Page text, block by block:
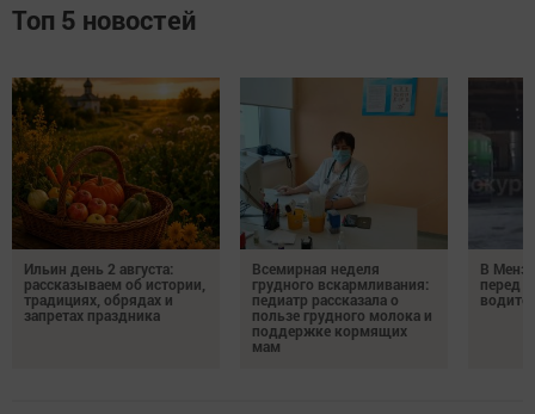
Топ 5 новостей
Ильин день 2 августа:
рассказываем об истории,
традициях, обрядах и
запретах праздника
Всемирная неделя
грудного вскармливания:
педиатр рассказала о
пользе грудного молока и
поддержке кормящих
мам
В
перед